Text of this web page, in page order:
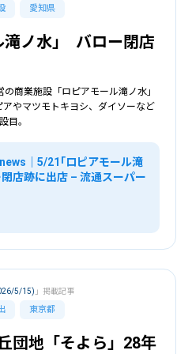
愛知県
滝ノ水｣ バロー閉店
商業施設「ロピアモール滝ノ水」
やマツモトキヨシ、ダイソーなど
目。
｜5/21｢ロピアモール滝
店跡に出店 – 流通スーパー
東京都
5/15) 」掲載記事
団地「そよら」28年